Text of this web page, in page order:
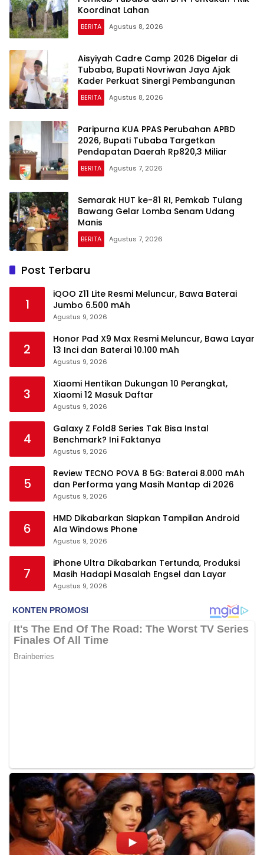
Koordinat Lahan
BERITA Agustus 8, 2026
Aisyiyah Cadre Camp 2026 Digelar di
Tubaba, Bupati Novriwan Jaya Ajak
Kader Perkuat Sinergi Pembangunan
BERITA Agustus 8, 2026
Paripurna KUA PPAS Perubahan APBD
2026, Bupati Tubaba Targetkan
Pendapatan Daerah Rp820,3 Miliar
BERITA Agustus 7, 2026
Semarak HUT ke-81 RI, Pemkab Tulang
Bawang Gelar Lomba Senam Udang
Manis
BERITA Agustus 7, 2026
Post Terbaru
1
iQOO Z11 Lite Resmi Meluncur, Bawa Baterai
Jumbo 6.500 mAh
Agustus 9, 2026
2
Honor Pad X9 Max Resmi Meluncur, Bawa Layar
13 Inci dan Baterai 10.100 mAh
Agustus 9, 2026
3
Xiaomi Hentikan Dukungan 10 Perangkat,
Xiaomi 12 Masuk Daftar
Agustus 9, 2026
4
Galaxy Z Fold8 Series Tak Bisa Instal
Benchmark? Ini Faktanya
Agustus 9, 2026
5
Review TECNO POVA 8 5G: Baterai 8.000 mAh
dan Performa yang Masih Mantap di 2026
Agustus 9, 2026
6
HMD Dikabarkan Siapkan Tampilan Android
Ala Windows Phone
Agustus 9, 2026
7
iPhone Ultra Dikabarkan Tertunda, Produksi
Masih Hadapi Masalah Engsel dan Layar
Agustus 9, 2026